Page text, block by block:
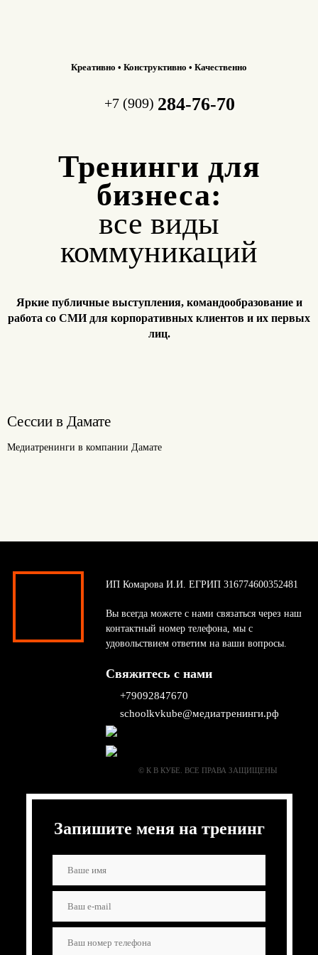
Креативно • Конструктивно • Качественно
+7 (909) 284-76-70
Тренинги для
бизнеса:
все виды
коммуникаций
Яркие публичные выступления, командообразование и
работа со СМИ для корпоративных клиентов и их первых
лиц.
Сессии в Дамате
Медиатренинги в компании Дамате
ИП Комарова И.И. ЕГРИП 316774600352481
Вы всегда можете с нами связаться через наш
контактный номер телефона, мы с
удовольствием ответим на ваши вопросы.
Свяжитесь с нами
+79092847670
schoolkvkube@медиатренинги.рф
© К В КУБЕ. ВСЕ ПРАВА ЗАЩИЩЕНЫ
Запишите меня на тренинг